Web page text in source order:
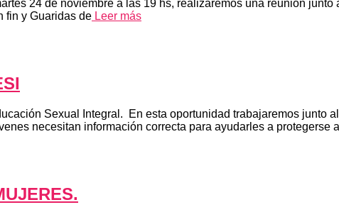
24 de noviembre a las 19 hs, realizaremos una reunión
fin y Guaridas de Leer más
Sexual Integral. En esta oportunidad trabajaremos junto
necesitan información correcta para ayudarles a protegerse a